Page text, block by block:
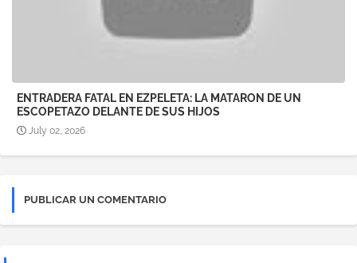
ENTRADERA FATAL EN EZPELETA: LA MATARON DE UN
ESCOPETAZO DELANTE DE SUS HIJOS
July 02, 2026
PUBLICAR UN COMENTARIO